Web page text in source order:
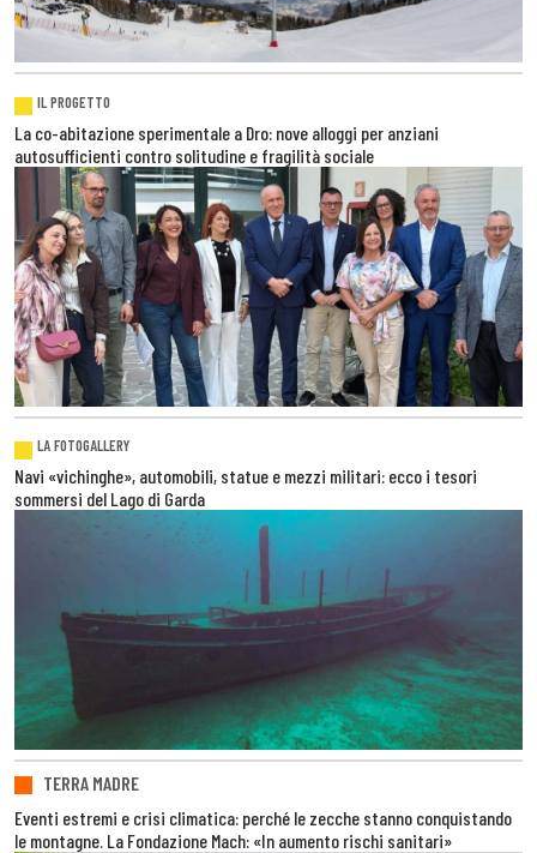
IL PROGETTO
La co-abitazione sperimentale a Dro: nove alloggi per anziani
autosufficienti contro solitudine e fragilità sociale
LA FOTOGALLERY
Navi «vichinghe», automobili, statue e mezzi militari: ecco i tesori
sommersi del Lago di Garda
TERRA MADRE
Eventi estremi e crisi climatica: perché le zecche stanno conquistando
le montagne. La Fondazione Mach: «In aumento rischi sanitari»